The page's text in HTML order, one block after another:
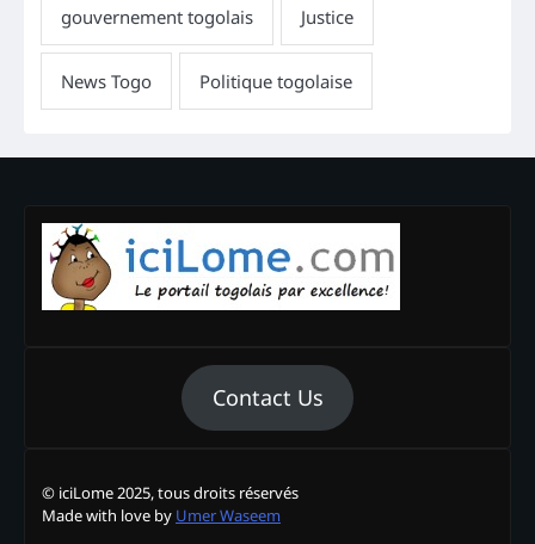
Contact Us
© iciLome 2025, tous droits réservés
Made with love by Umer Waseem